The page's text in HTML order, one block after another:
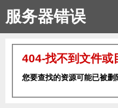
服务器错误
404-找不到文件或
您要查找的资源可能已被删